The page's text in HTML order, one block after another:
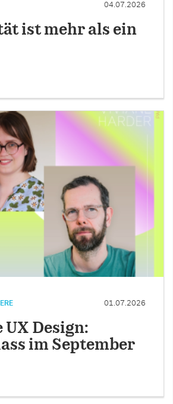
04.07.2026
ist mehr als ein
01.07.2026
Design:
im September